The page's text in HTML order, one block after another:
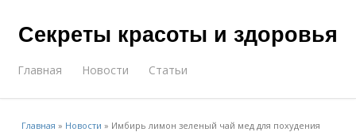
Секреты красоты и здоровья
Главная Новости Статьи
Главная » Новости » Имбирь лимон зеленый чай мед для похудения